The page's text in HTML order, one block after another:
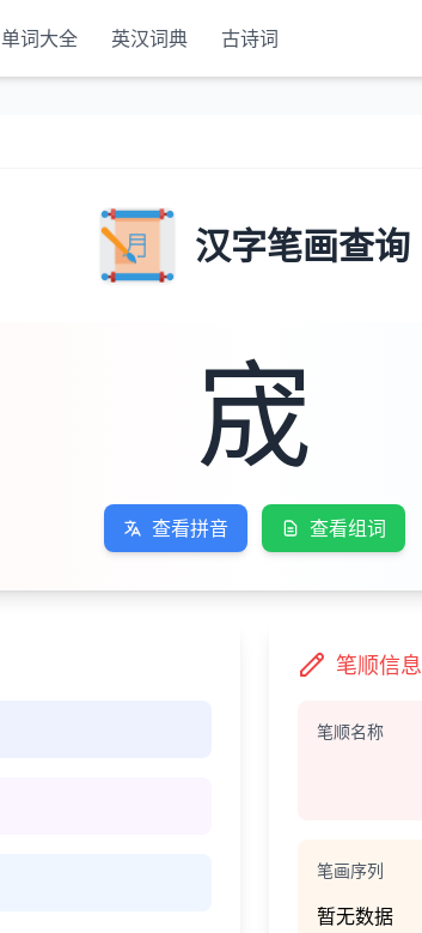
单词大全 英汉词典 古诗词
汉字笔画查询
宬
查看拼音 查看组词
笔顺信息
笔顺名称
笔画序列
暂无数据